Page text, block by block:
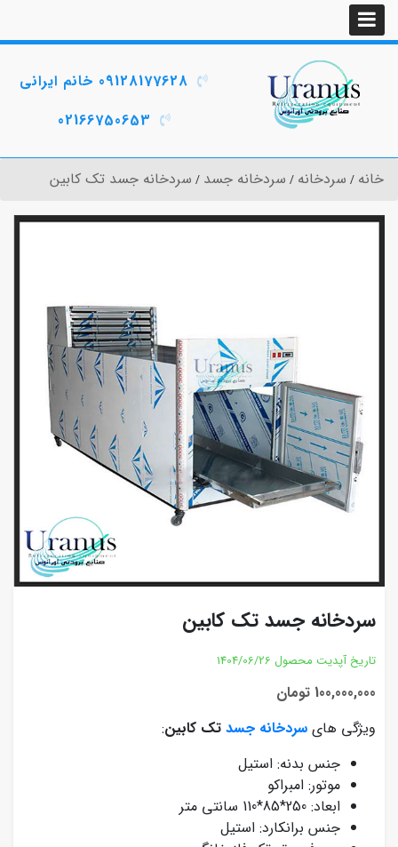
09128177628 خانم ایرانی
02166750653
خانه سردخانه سردخانه جسد سردخانه جسد تک کابین
سردخانه جسد تک کابین
تاریخ آپدیت محصول 1404/06/26
100,000,000 تومان
ویژگی های سردخانه جسد تک کابین:
جنس بدنه: استیل
موتور: امبراکو
ابعاد: 250*85*110 سانتی متر
جنس برانکارد: استیل